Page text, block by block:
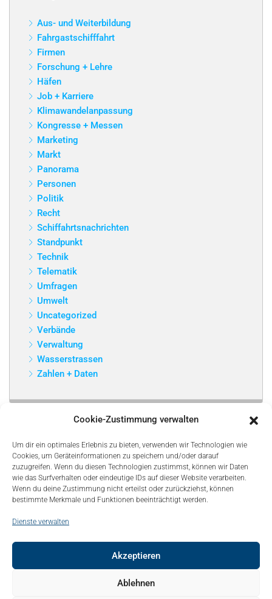
Cookie-Zustimmung verwalten
Um dir ein optimales Erlebnis zu bieten, verwenden wir Technologien wie
Cookies, um Geräteinformationen zu speichern und/oder darauf
zuzugreifen. Wenn du diesen Technologien zustimmst, können wir Daten
wie das Surfverhalten oder eindeutige IDs auf dieser Website verarbeiten.
Wenn du deine Zustimmung nicht erteilst oder zurückziehst, können
bestimmte Merkmale und Funktionen beeinträchtigt werden.
Dienste verwalten
Akzeptieren
Ablehnen
Aus- und Weiterbildung
Fahrgastschifffahrt
Firmen
Forschung + Lehre
Häfen
Job + Karriere
Klimawandelanpassung
Kongresse + Messen
Marketing
Markt
Panorama
Personen
Politik
Recht
Schiffahrtsnachrichten
Standpunkt
Technik
Telematik
Umfragen
Umwelt
Uncategorized
Verbände
Verwaltung
Wasserstrassen
Zahlen + Daten